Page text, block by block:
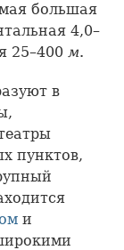
большая
4,0–
25–400 м.
в
пунктов,
и